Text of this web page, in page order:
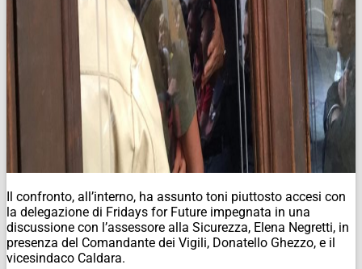
Il confronto, all’interno, ha assunto toni piuttosto accesi con
la delegazione di Fridays for Future impegnata in una
discussione con l’assessore alla Sicurezza, Elena Negretti, in
presenza del Comandante dei Vigili, Donatello Ghezzo, e il
vicesindaco Caldara.